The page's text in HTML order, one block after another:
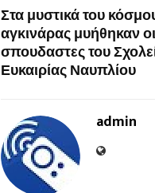
Στα μυστικά του
αγκινάρας μυήθηκαν οι
σπουδαστες του
Ευκαιρίας Ναυπλίου
admin